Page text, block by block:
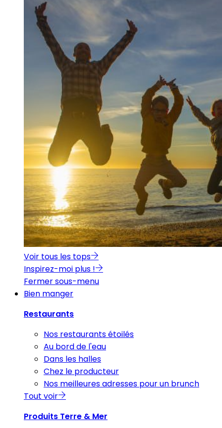
Voir tous les tops
Inspirez-moi plus !
Fermer sous-menu
Bien manger
Restaurants
Nos restaurants étoilés
Au bord de l'eau
Dans les halles
Chez le producteur
Nos meilleures adresses pour un brunch
Tout voir
Produits Terre & Mer